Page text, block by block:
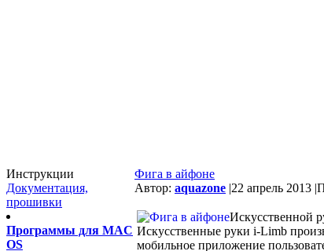
Инструкции
Документация,
прошивки
Программы для MAC
OS
Фига в айфоне
Автор: aquazone |22 апрель 2013 |
Искусственной
Искусственные руки i-Limb
мобильное приложение